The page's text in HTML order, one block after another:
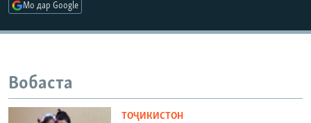
Мо дар Google
Вобаста
ТОҶИКИСТОН